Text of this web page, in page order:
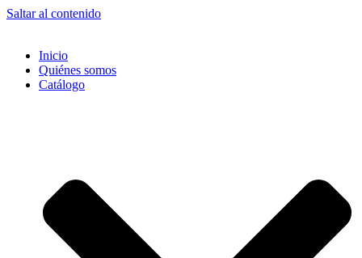
Saltar al contenido
Inicio
Quiénes somos
Catálogo